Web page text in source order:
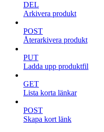
DEL
Arkivera produkt
POST
Återarkivera produkt
PUT
Ladda upp produktfil
GET
Lista korta länkar
POST
Skapa kort länk